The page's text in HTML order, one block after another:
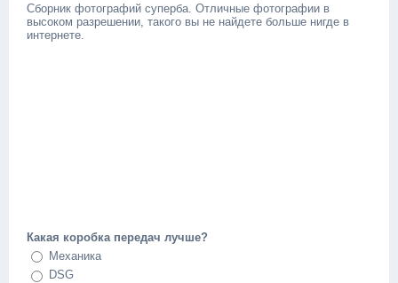
Сборник фотографий суперба. Отличные фотографии в
высоком разрешении, такого вы не найдете больше нигде в
интернете.
Какая коробка передач лучше?
Механика
DSG